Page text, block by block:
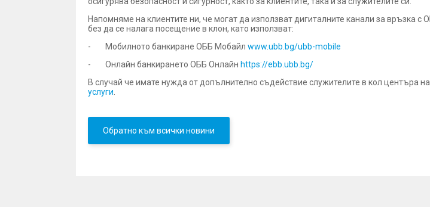
Напомняме на клиентите ни, че могат да използват дигиталните канали за връзка
без да се налага посещение в клон, като използват:
- Мобилното банкиране ОББ Мобайл www.ubb.bg/ubb-mobile
- Онлайн банкирането ОББ Онлайн https://ebb.ubb.bg/
В случай че имате нужда от допълнително съдействие служителите в кол центъра
услуги
Обратно към всички новини